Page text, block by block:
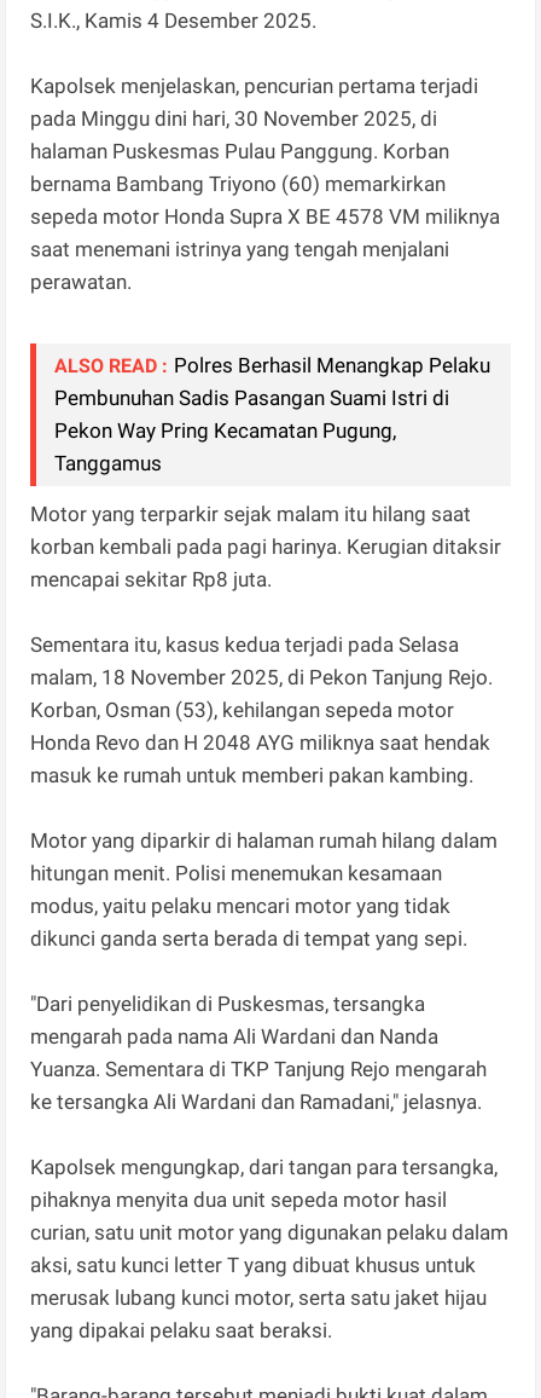
S.I.K., Kamis 4 Desember 2025.
Kapolsek menjelaskan, pencurian pertama terjadi
pada Minggu dini hari, 30 November 2025, di
halaman Puskesmas Pulau Panggung. Korban
bernama Bambang Triyono (60) memarkirkan
sepeda motor Honda Supra X BE 4578 VM miliknya
saat menemani istrinya yang tengah menjalani
perawatan.
ALSO READ : Polres Berhasil Menangkap Pelaku
Pembunuhan Sadis Pasangan Suami Istri di
Pekon Way Pring Kecamatan Pugung,
Tanggamus
Motor yang terparkir sejak malam itu hilang saat
korban kembali pada pagi harinya. Kerugian ditaksir
mencapai sekitar Rp8 juta.
Sementara itu, kasus kedua terjadi pada Selasa
malam, 18 November 2025, di Pekon Tanjung Rejo.
Korban, Osman (53), kehilangan sepeda motor
Honda Revo dan H 2048 AYG miliknya saat hendak
masuk ke rumah untuk memberi pakan kambing.
Motor yang diparkir di halaman rumah hilang dalam
hitungan menit. Polisi menemukan kesamaan
modus, yaitu pelaku mencari motor yang tidak
dikunci ganda serta berada di tempat yang sepi.
"Dari penyelidikan di Puskesmas, tersangka
mengarah pada nama Ali Wardani dan Nanda
Yuanza. Sementara di TKP Tanjung Rejo mengarah
ke tersangka Ali Wardani dan Ramadani," jelasnya.
Kapolsek mengungkap, dari tangan para tersangka,
pihaknya menyita dua unit sepeda motor hasil
curian, satu unit motor yang digunakan pelaku dalam
aksi, satu kunci letter T yang dibuat khusus untuk
merusak lubang kunci motor, serta satu jaket hijau
yang dipakai pelaku saat beraksi.